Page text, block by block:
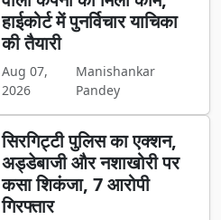
हाईकोर्ट में पुनर्विचार याचिका
की तैयारी
Aug 07,
2026
Manishankar
Pandey
सिरगिट्टी पुलिस का एक्शन,
अड्डेबाजी और नशाखोरी पर
कसा शिकंजा, 7 आरोपी
गिरफ्तार